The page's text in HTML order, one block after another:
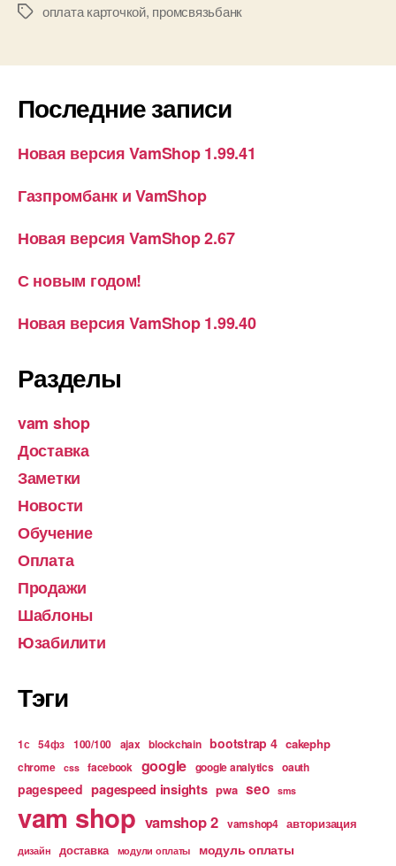
Меткиоплата карточкой, промсвязьбанк
Последние записи
Новая версия VamShop 1.99.41
Газпромбанк и VamShop
Новая версия VamShop 2.67
С новым годом!
Новая версия VamShop 1.99.40
Разделы
vam shop
Доставка
Заметки
Новости
Обучение
Оплата
Продажи
Шаблоны
Юзабилити
Тэги
1с 54фз 100/100 ajax blockchain bootstrap 4 cakephp
chrome css facebook google google analytics oauth
pagespeed pagespeed insights pwa seo sms
vam shop vamshop 2 vamshop4 авторизация
дизайн доставка модули оплаты модуль оплаты